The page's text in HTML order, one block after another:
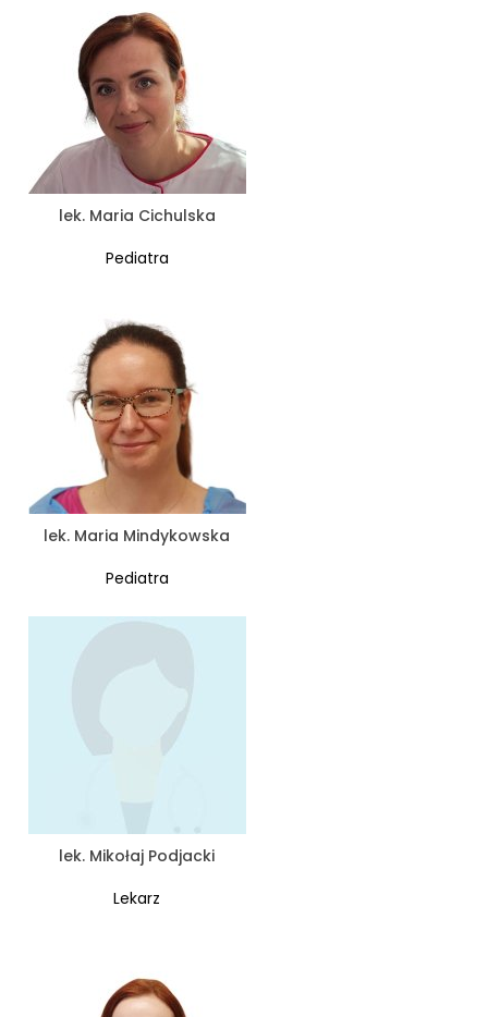
lek. Maria Cichulska
Pediatra
lek. Maria Mindykowska
Pediatra
lek. Mikołaj Podjacki
Lekarz